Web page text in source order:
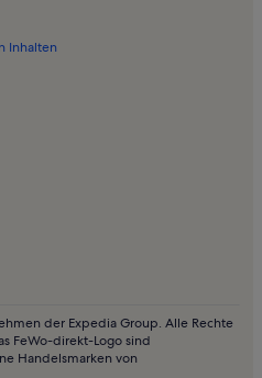
Inhalten
der Expedia Group. Alle Rechte
FeWo-direkt-Logo sind
Handelsmarken von